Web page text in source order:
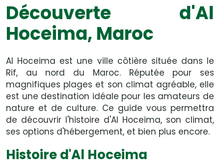
Découverte d'Al
Hoceima, Maroc
Al Hoceima est une ville côtière située dans le
Rif, au nord du Maroc. Réputée pour ses
magnifiques plages et son climat agréable, elle
est une destination idéale pour les amateurs de
nature et de culture. Ce guide vous permettra
de découvrir l'histoire d'Al Hoceima, son climat,
ses options d'hébergement, et bien plus encore.
Histoire d'Al Hoceima